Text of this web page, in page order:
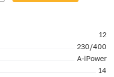
12
230/400
A-iPower
14